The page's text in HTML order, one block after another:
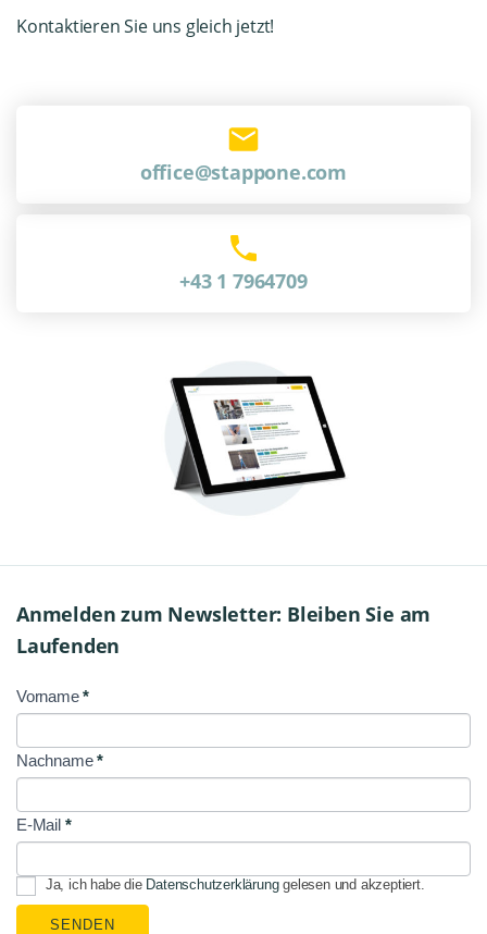
Kontaktieren Sie uns gleich jetzt!
office@stappone.com
+43 1 7964709
Anmelden zum Newsletter: Bleiben Sie am
Laufenden
NL
Signup
Vorname*
Nachname*
E-Mail *
Ja, ich habe die Datenschutzerklärunggelesen und akzeptiert.
SENDEN